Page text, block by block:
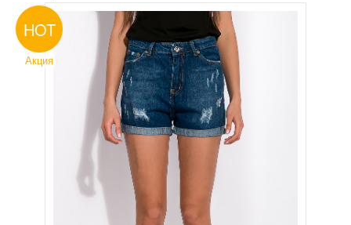
HOT
Акция